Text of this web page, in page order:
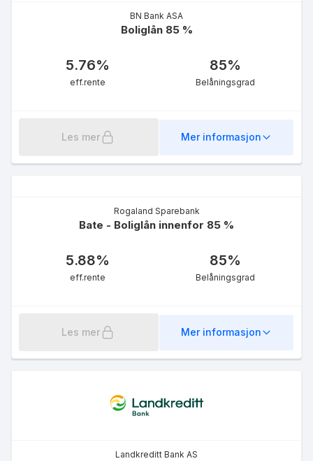
BN Bank ASA
Boliglån 85 %
5.76%
eff.rente
85%
Belåningsgrad
Les mer Mer informasjon
Rogaland Sparebank
Bate - Boliglån innenfor 85 %
5.88%
eff.rente
85%
Belåningsgrad
Les mer Mer informasjon
Landkreditt Bank AS